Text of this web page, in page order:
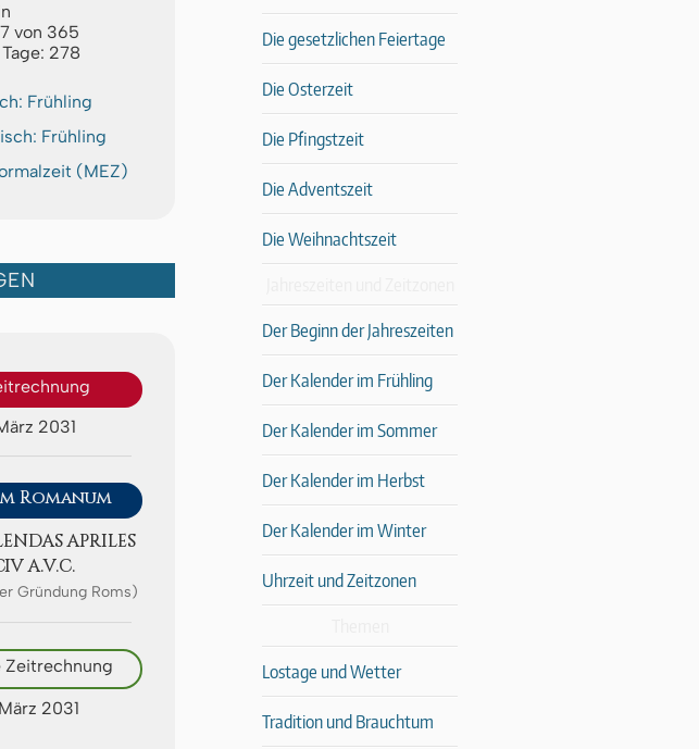
von 365
278
Frühling
Frühling
(MEZ)
2031
Romanum
APRI­LES
A.V.C.
Gründung Roms)
Zeitrechnung
2031
Die gesetzlichen Feiertage
Die Osterzeit
Die Pfingstzeit
Die Adventszeit
Die Weihnachtszeit
Der Beginn der Jahreszeiten
Der Kalender im Frühling
Der Kalender im Sommer
Der Kalender im Herbst
Der Kalender im Winter
Uhrzeit und Zeitzonen
Lostage und Wetter
Tradition und Brauchtum